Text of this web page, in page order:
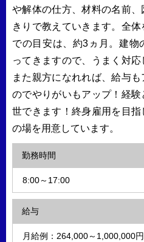
や解体の仕方、材料の名前
きりで教えていきます。全
での目安は、約3ヵ月。建物
ってきますので、うまく対応
また親方になれれば、給与
のでやりがいもアップ！経
世できます！終身雇用を目
の場を用意しています。
勤務時間
8:00～17:00
給与
月給例：264,000～1,000,000円